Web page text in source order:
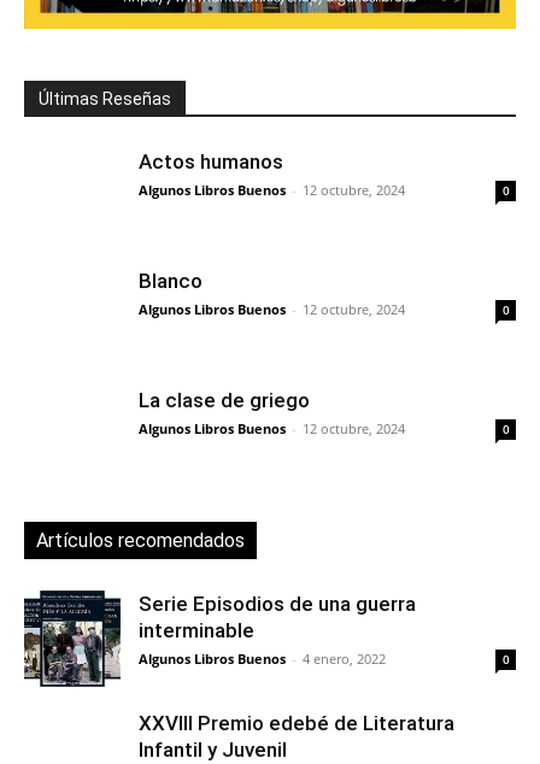
Últimas Reseñas
Actos humanos
Algunos Libros Buenos - 12 octubre, 2024 0
Blanco
Algunos Libros Buenos - 12 octubre, 2024 0
La clase de griego
Algunos Libros Buenos - 12 octubre, 2024 0
Artículos recomendados
Serie Episodios de una guerra
interminable
Algunos Libros Buenos - 4 enero, 2022 0
XXVIII Premio edebé de Literatura
Infantil y Juvenil